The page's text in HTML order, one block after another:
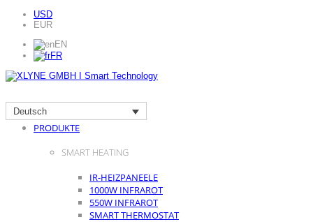
USD
EUR
EN
FR
Deutsch
HOME
PRODUKTE
SMART HEATING
IR-HEIZPANEELE
1000W INFRAROT
550W INFRAROT
SMART THERMOSTAT